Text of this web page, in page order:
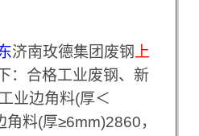
济南玫德集团废钢 上
：合格工业废钢、新
业边角料(厚＜
料(厚≥6mm)2860，